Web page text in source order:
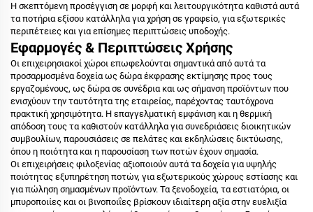
Η σκεπτόμενη προσέγγιση σε μορφή και λειτουργικότητα καθιστά αυτά
τα ποτήρια εξίσου κατάλληλα για χρήση σε γραφείο, για εξωτερικές
περιπέτειες και για επίσημες περιπτώσεις υποδοχής.
Εφαρμογές & Περιπτώσεις Χρήσης
Οι επιχειρησιακοί χώροι επωφελούνται σημαντικά από αυτά τα
προσαρμοσμένα δοχεία ως δώρα έκφρασης εκτίμησης προς τους
εργαζομένους, ως δώρα σε συνέδρια και ως σήμανση προϊόντων που
ενισχύουν την ταυτότητα της εταιρείας, παρέχοντας ταυτόχρονα
πρακτική χρησιμότητα. Η επαγγελματική εμφάνιση και η θερμική
απόδοση τους τα καθιστούν κατάλληλα για συνεδριάσεις διοικητικών
συμβουλίων, παρουσιάσεις σε πελάτες και εκδηλώσεις δικτύωσης,
όπου η ποιότητα και η παρουσίαση των ποτών έχουν σημασία.
Οι επιχειρήσεις φιλοξενίας αξιοποιούν αυτά τα δοχεία για υψηλής
ποιότητας εξυπηρέτηση ποτών, για εξωτερικούς χώρους εστίασης και
για πώληση σημασμένων προϊόντων. Τα ξενοδοχεία, τα εστιατόρια, οι
μπυροποιίες και οι βινοποιΐες βρίσκουν ιδιαίτερη αξία στην ευελιξία